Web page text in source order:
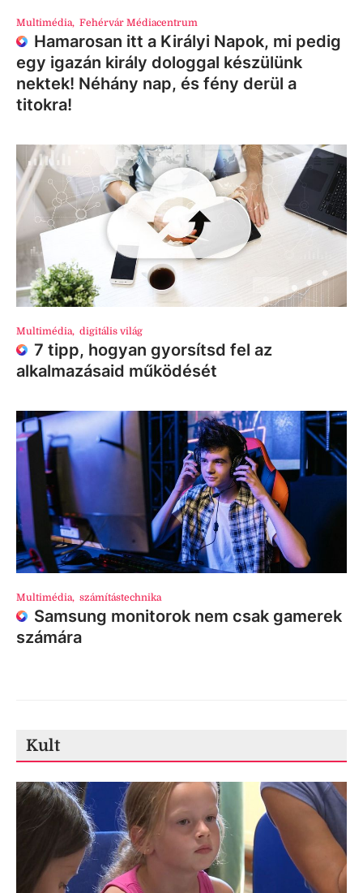
Multimédia, Fehérvár Médiacentrum
Hamarosan itt a Királyi Napok, mi pedig
egy igazán király dologgal készülünk
nektek! Néhány nap, és fény derül a
titokra!
Multimédia, digitális világ
7 tipp, hogyan gyorsítsd fel az
alkalmazásaid működését
Multimédia, számítástechnika
Samsung monitorok nem csak gamerek
számára
Kult